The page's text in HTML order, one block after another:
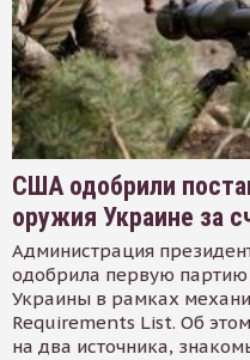
США одобрили
оружия Украине за
Администрация
одобрила первую
Украины в рамках
Requirements List. Об
на два источника,